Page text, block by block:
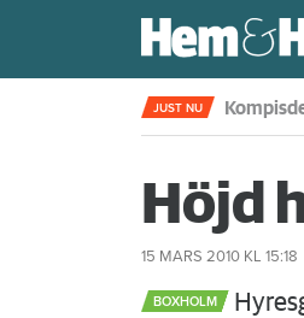
JUST NU
Höjd
15 MARS 2010 KL 15:18
BOXHOLM